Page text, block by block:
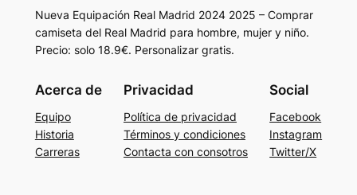
Nueva Equipación Real Madrid 2024 2025 – Comprar
camiseta del Real Madrid para hombre, mujer y niño.
Precio: solo 18.9€. Personalizar gratis.
Acerca de
Equipo
Historia
Carreras
Privacidad
Política de privacidad
Términos y condiciones
Contacta con consotros
Social
Facebook
Instagram
Twitter/X